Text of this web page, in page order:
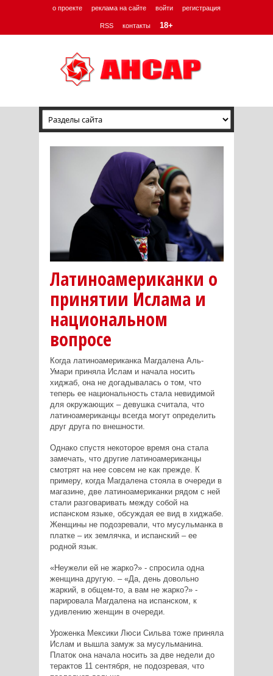
о проекте реклама на сайте войти регистрация
RSS контакты 18+
Латиноамериканки о
принятии Ислама и
национальном
вопросе
Когда латиноамериканка Магдалена Аль-
Умари приняла Ислам и начала носить
хиджаб, она не догадывалась о том, что
теперь ее национальность стала невидимой
для окружающих – девушка считала, что
латиноамериканцы всегда могут определить
друг друга по внешности.
Однако спустя некоторое время она стала
замечать, что другие латиноамериканцы
смотрят на нее совсем не как прежде. К
примеру, когда Магдалена стояла в очереди в
магазине, две латиноамериканки рядом с ней
стали разговаривать между собой на
испанском языке, обсуждая ее вид в хиджабе.
Женщины не подозревали, что мусульманка в
платке – их землячка, и испанский – ее
родной язык.
«Неужели ей не жарко?» - спросила одна
женщина другую. – «Да, день довольно
жаркий, в общем-то, а вам не жарко?» -
парировала Магдалена на испанском, к
удивлению женщин в очереди.
Уроженка Мексики Люси Сильва тоже приняла
Ислам и вышла замуж за мусульманина.
Платок она начала носить за две недели до
терактов 11 сентября, не подозревая, что